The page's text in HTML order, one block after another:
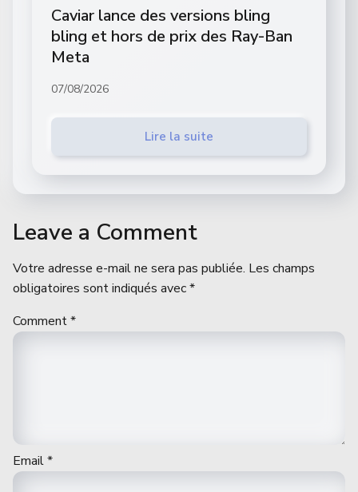
Caviar lance des versions bling
bling et hors de prix des Ray-Ban
Meta
07/08/2026
Lire la suite
Leave a Comment
Votre adresse e-mail ne sera pas publiée. Les champs
obligatoires sont indiqués avec*
Comment*
Email*